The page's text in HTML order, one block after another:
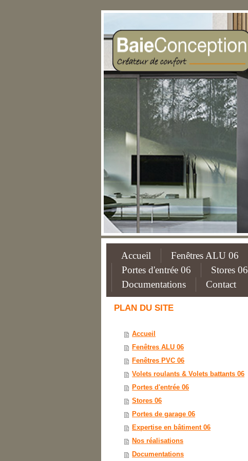
Accueil Fenêtres ALU 06
Portes d'entrée 06
Stores 06
Documentations
Contact
PLAN DU SITE
Accueil
Fenêtres ALU 06
Fenêtres PVC 06
Volets roulants & Volets battants 06
Portes d'entrée 06
Stores 06
Portes de garage 06
Expertise en bâtiment 06
Nos réalisations
Documentations